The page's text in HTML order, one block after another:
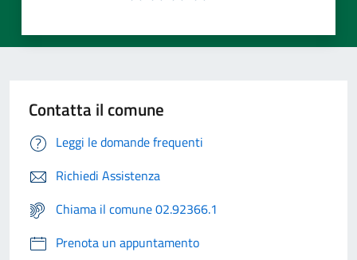
Contatta il comune
Leggi le domande frequenti
Richiedi Assistenza
Chiama il comune 02.92366.1
Prenota un appuntamento